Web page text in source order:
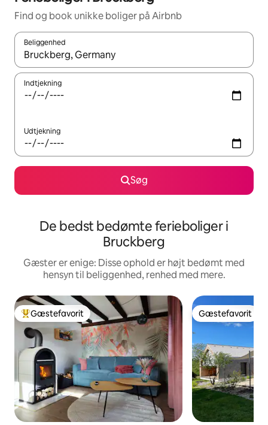
Find og book unikke boliger på Airbnb
Beliggenhed
Når resultaterne er tilgængelige, skal du navigere med
Indtjekning
Udtjekning
Søg
De bedst bedømte ferieboliger i
Bruckberg
Gæster er enige: Disse ophold er højt bedømt med
hensyn til beliggenhed, renhed med mere.
Bedste gæstefavorit
Gæstefavorit Gæstefavorit
Gæstefavorit